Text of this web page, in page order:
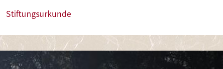
Stiftungsurkunde